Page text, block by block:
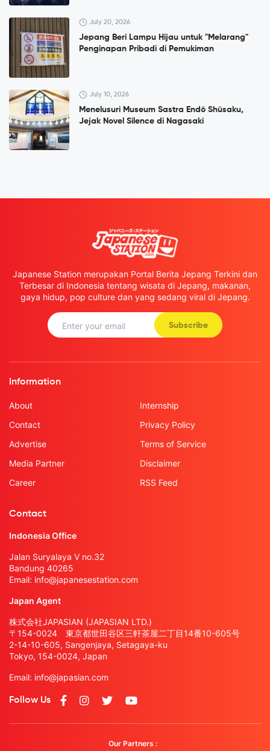
July 20, 2026
Jepang Beri Lampu Hijau untuk "Melarang"
Penginapan Pribadi di Pemukiman
July 10, 2026
Menelusuri Museum Sastra Endō Shūsaku,
Jejak Novel Silence di Nagasaki
Japanese Station merupakan Portal Berita Jepang Terkini dan
Terbesar di Indonesia tentang wisata di Jepang, makanan,
gaya hidup, pop culture dan yang sedang viral di Jepang.
Subscribe
Information
About
Contact
Advertise
Media Partner
Career
Internship
Privacy Policy
Terms of Service
Disclaimer
RSS Feed
Contact
Indonesia Office
Jalan Suryalaya V no.32
Bandung 40265
Email: info@japanesestation.com
Japan Agent
株式会社JAPASIAN (JAPASIAN LTD.)
〒154-0024 東京都世田谷区三軒茶屋二丁目14番10-605号
2-14-10-605, Sangenjaya, Setagaya-ku
Tokyo, 154-0024, Japan
Email: info@japasian.com
Follow Us
Our Partners :